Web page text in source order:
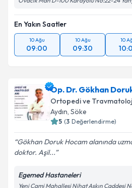
Ovacık Mah D-100 Karayolu No:22-24
En Yakın Saatler
10 Ağu
09:00
10 Ağu
09:30
10
Op. Dr. Gökhan
Ortopedi ve
Aydın,Söke
( Değerlendirme)
Gökhan Doruk Hocam alanında
doktor. Aşil...
Egemed Hastaneleri